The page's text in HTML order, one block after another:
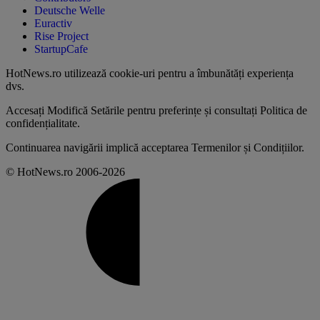
Deutsche Welle
Euractiv
Rise Project
StartupCafe
HotNews.ro utilizează cookie-uri pentru a îmbunătăți experiența
dvs.
Accesați Modifică Setările pentru preferințe și consultați Politica de
confidențialitate.
Continuarea navigării implică acceptarea Termenilor și Condițiilor.
© HotNews.ro 2006-2026